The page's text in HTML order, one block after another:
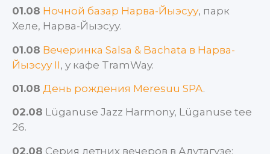
01.08 Ночной базар Нарва-Йыэсуу, парк
Хеле, Нарва-Йыэсуу.
01.08 Вечеринка Salsa & Bachata в Нарва-
Йыэсуу II, у кафе TramWay.
01.08 День рождения Meresuu SPA.
02.08 Lüganuse Jazz Harmony, Lüganuse tee
26.
02.08 Серия летних вечеров в Алутагузе: